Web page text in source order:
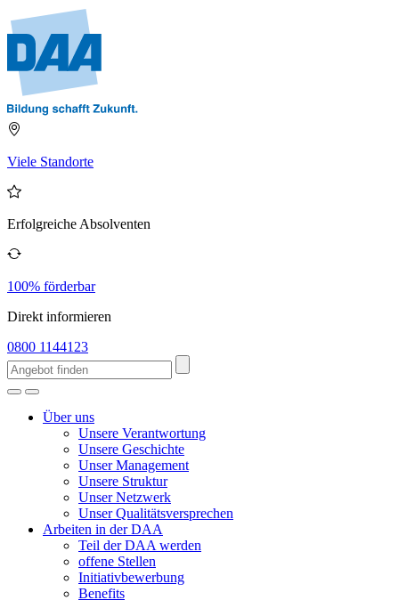
Viele Standorte
Erfolgreiche Absolventen
100% förderbar
Direkt informieren
0800 1144123
Über uns
Unsere Verantwortung
Unsere Geschichte
Unser Management
Unsere Struktur
Unser Netzwerk
Unser Qualitätsversprechen
Arbeiten in der DAA
Teil der DAA werden
offene Stellen
Initiativbewerbung
Benefits